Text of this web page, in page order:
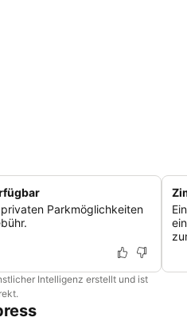
Parkmöglichkeiten
Intelligenz erstellt und ist